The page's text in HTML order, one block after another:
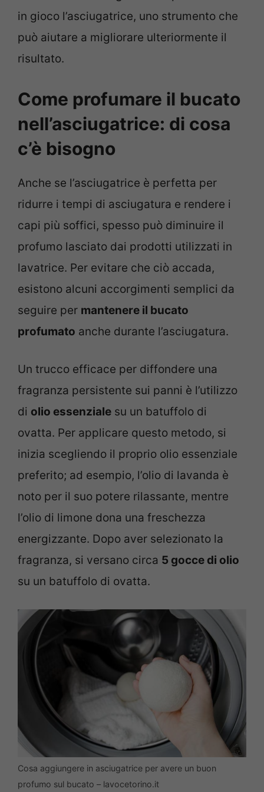
in gioco l’asciugatrice, uno strumento che
può aiutare a migliorare ulteriormente il
risultato.
Come profumare il bucato
nell’asciugatrice: di cosa
c’è bisogno
Anche se l’asciugatrice è perfetta per
ridurre i tempi di asciugatura e rendere i
capi più soffici, spesso può diminuire il
profumo lasciato dai prodotti utilizzati in
lavatrice. Per evitare che ciò accada,
esistono alcuni accorgimenti semplici da
seguire per mantenere il bucato
profumato anche durante l’asciugatura.
Un trucco efficace per diffondere una
fragranza persistente sui panni è l’utilizzo
di olio essenziale su un batuffolo di
ovatta. Per applicare questo metodo, si
inizia scegliendo il proprio olio essenziale
preferito; ad esempio, l’olio di lavanda è
noto per il suo potere rilassante, mentre
l’olio di limone dona una freschezza
energizzante. Dopo aver selezionato la
fragranza, si versano circa 5 gocce di olio
su un batuffolo di ovatta.
Cosa aggiungere in asciugatrice per avere un buon
profumo sul bucato – lavocetorino.it